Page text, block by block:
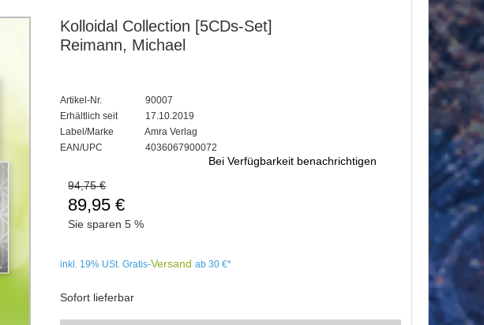
Kolloidal Collection [5CDs-Set]
Reimann, Michael
Artikel-Nr.
90007
Erhältlich seit
17.10.2019
Label/Marke
Amra Verlag
EAN/UPC
4036067900072
Bei Verfügbarkeit benachrichtigen
94,75 €
89,95 €
Sie sparen 5 %
inkl. 19% USt. Gratis-Versand ab 30 €*
Sofort lieferbar